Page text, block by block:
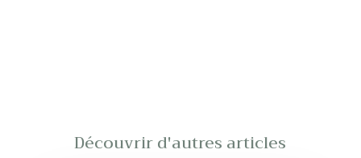
Découvrir d'autres articles